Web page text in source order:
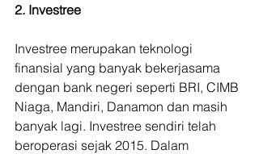
2. Investree
Investree merupakan teknologi
finansial yang banyak bekerjasama
dengan bank negeri seperti BRI, CIMB
Niaga, Mandiri, Danamon dan masih
banyak lagi. Investree sendiri telah
beroperasi sejak 2015. Dalam